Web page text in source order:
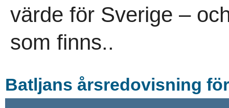
värde för Sverige –
som finns..
Batljans årsredovisning